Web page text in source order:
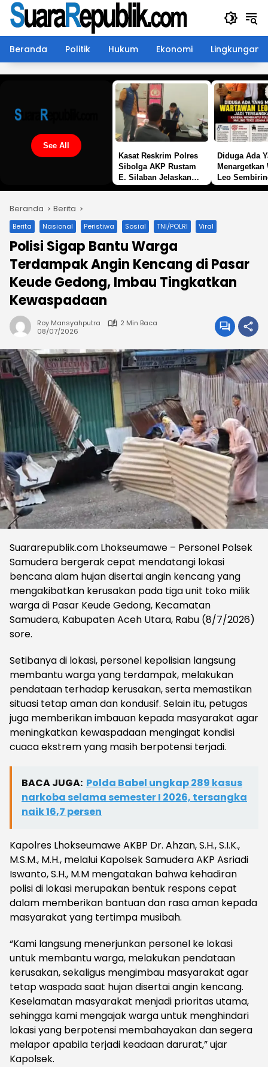
Langsung
konten
Beranda
Politik Hukum Ekonomi Lingkungan
See All
Kasat Reskrim Polres
Sibolga AKP Rustam
E. Silaban Jelaskan
Diduga Ada
Menargetkan
Leo
Beranda Berita
Berita Nasional Peristiwa Sosial TNI/POLRI Viral
Polisi Sigap Bantu Warga
Terdampak Angin Kencang di Pasar
Keude Gedong, Imbau Tingkatkan
Kewaspadaan
Roy Mansyahputra
2 Min Baca
08/07/2026
Suararepublik.com Lhokseumawe – Personel Polsek
Samudera bergerak cepat mendatangi lokasi
bencana alam hujan disertai angin kencang yang
mengakibatkan kerusakan pada tiga unit toko milik
warga di Pasar Keude Gedong, Kecamatan
Samudera, Kabupaten Aceh Utara, Rabu (8/7/2026)
sore.
Setibanya di lokasi, personel kepolisian langsung
membantu warga yang terdampak, melakukan
pendataan terhadap kerusakan, serta memastikan
situasi tetap aman dan kondusif. Selain itu, petugas
juga memberikan imbauan kepada masyarakat agar
meningkatkan kewaspadaan mengingat kondisi
cuaca ekstrem yang masih berpotensi terjadi.
BACA JUGA: Polda Babel ungkap 289 kasus
narkoba selama semester I 2026, tersangka
naik 16,7 persen
Kapolres Lhokseumawe AKBP Dr. Ahzan, S.H., S.I.K.,
M.S.M., M.H., melalui Kapolsek Samudera AKP Asriadi
Iswanto, S.H., M.M mengatakan bahwa kehadiran
polisi di lokasi merupakan bentuk respons cepat
dalam memberikan bantuan dan rasa aman kepada
masyarakat yang tertimpa musibah.
“Kami langsung menerjunkan personel ke lokasi
untuk membantu warga, melakukan pendataan
kerusakan, sekaligus mengimbau masyarakat agar
tetap waspada saat hujan disertai angin kencang.
Keselamatan masyarakat menjadi prioritas utama,
sehingga kami mengajak warga untuk menghindari
lokasi yang berpotensi membahayakan dan segera
melapor apabila terjadi keadaan darurat,” ujar
Kapolsek.